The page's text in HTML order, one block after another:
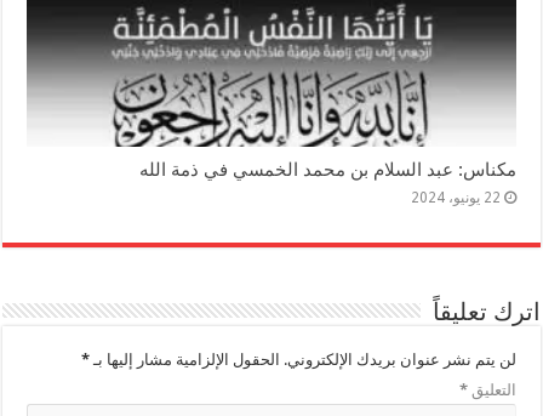
مكناس: عبد السلام بن محمد الخمسي في ذمة الله
22 يونيو، 2024
اترك تعليقاً
لن يتم نشر عنوان بريدك الإلكتروني. الحقول الإلزامية مشار إليها بـ*
التعليق*